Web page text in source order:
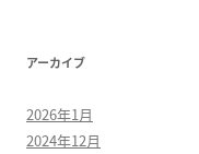
アーカイブ
2026年1月
2024年12月